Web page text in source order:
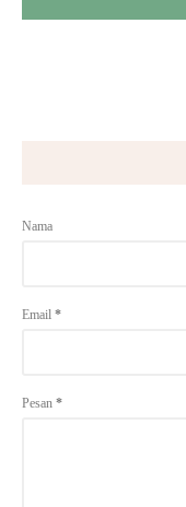
Nama
Email *
Pesan *